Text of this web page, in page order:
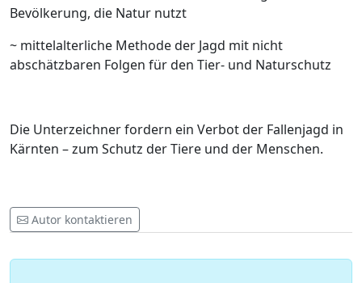
Bevölkerung, die Natur nutzt
~ mittelalterliche Methode der Jagd mit nicht
abschätzbaren Folgen für den Tier- und Naturschutz
Die Unterzeichner fordern ein Verbot der Fallenjagd in
Kärnten – zum Schutz der Tiere und der Menschen.
Autor kontaktieren